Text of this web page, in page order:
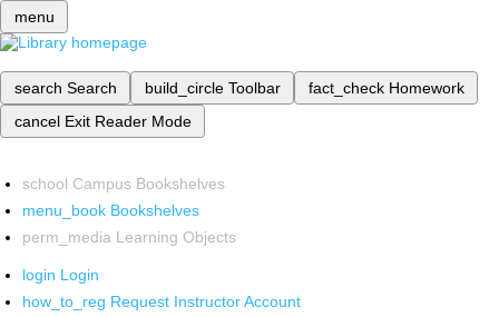
menu
search Search build_circle Toolbar fact_check Homework
cancel Exit Reader Mode
school Campus Bookshelves
menu_book Bookshelves
perm_media Learning Objects
login Login
how_to_reg Request Instructor Account